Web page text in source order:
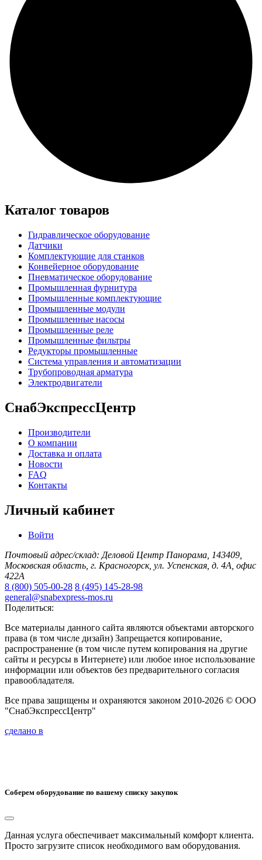
Каталог товаров
Гидравлическое оборудование
Датчики
Комплектующие для станков
Конвейерное оборудование
Пневматическое оборудование
Промышленная фурнитура
Промышленные комплектующие
Промышленные модули
Промышленные насосы
Промышленные реле
Промышленные фильтры
Редукторы промышленные
Система управления и автоматизации
Трубопроводная арматура
Электродвигатели
СнабЭкспрессЦентр
Производители
О компании
Доставка и оплата
Новости
FAQ
Контакты
Личный кабинет
Войти
Почтовый адрес/склад: Деловой Центр Панорама, 143409,
Московская область, г. Красногорск, ул. Успенская, д. 4А, офис
422А
8 (800) 505-00-28 8 (495) 145-28-98
general@snabexpress-mos.ru
Поделиться:
Все материалы данного сайта являются объектами авторского
права (в том числе дизайн) Запрещается копирование,
распространение (в том числе путем копирования на другие
сайты и ресурсы в Интернете) или любое иное использование
информации или объектов без предварительного согласия
правообладателя.
Все права защищены и охраняются законом 2010-2026 © ООО
"СнабЭкспрессЦентр"
сделано в
Соберем оборудование по вашему списку закупок
Данная услуга обеспечивает максимальный комфорт клиента.
Просто загрузите список необходимого вам оборудования.